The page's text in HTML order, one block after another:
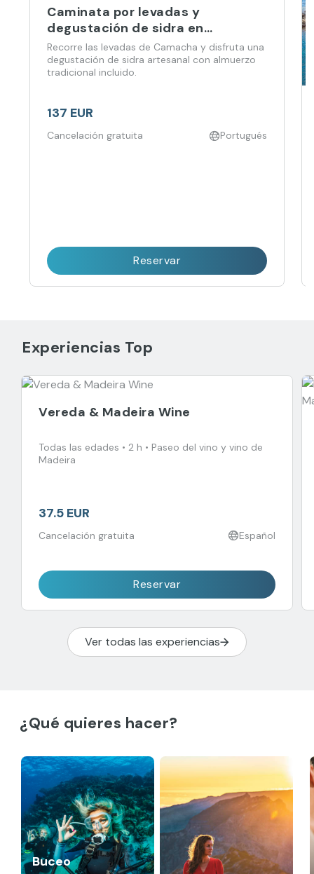
Caminata por levadas y
degustación de sidra en
Camacha
Recorre las levadas de Camacha y disfruta una
degustación de sidra artesanal con almuerzo
tradicional incluido.
137 EUR
Cancelación gratuita Portugués
Reservar
Experiencias Top
Vereda & Madeira Wine
Todas las edades • 2 h • Paseo del vino y vino de
Madeira
37.5 EUR
Cancelación gratuita Español
Reservar
Ver todas las experiencias
¿Qué quieres hacer?
Buceo